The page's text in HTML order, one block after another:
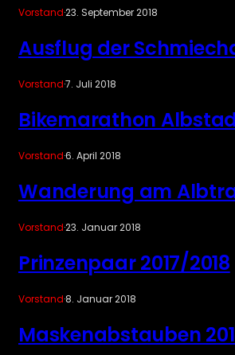
Vorstand·23. September 2018
Ausflug der
Vorstand·7. Juli 2018
Bikemarathon
Vorstand·6. April 2018
Wanderung am
Vorstand·23. Januar 2018
Prinzenpaar 2017/2018
Vorstand·8. Januar 2018
Maskenabstauben